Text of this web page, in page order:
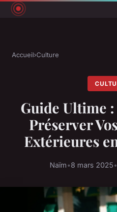
Accueil›Culture
Guide Ultime
Préserver
Extérieures
Naïm•8 mars 2025•